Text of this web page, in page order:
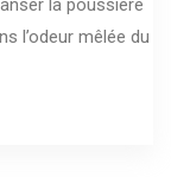
la poussière
l’odeur mêlée du